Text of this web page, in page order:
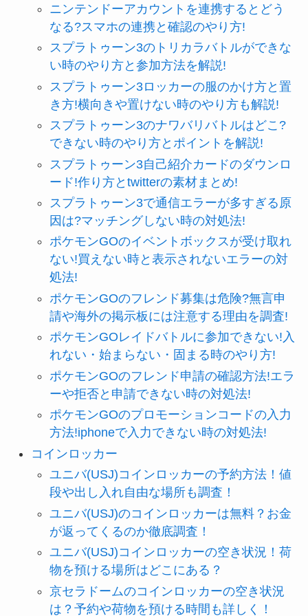
ニンテンドーアカウントを連携するとどう
なる?スマホの連携と確認のやり方!
スプラトゥーン3のトリカラバトルができな
い時のやり方と参加方法を解説!
スプラトゥーン3ロッカーの服のかけ方と置
き方!横向きや置けない時のやり方も解説!
スプラトゥーン3のナワバリバトルはどこ?
できない時のやり方とポイントを解説!
スプラトゥーン3自己紹介カードのダウンロ
ード!作り方とtwitterの素材まとめ!
スプラトゥーン3で通信エラーが多すぎる原
因は?マッチングしない時の対処法!
ポケモンGOのイベントボックスが受け取れ
ない!買えない時と表示されないエラーの対
処法!
ポケモンGOのフレンド募集は危険?無言申
請や海外の掲示板には注意する理由を調査!
ポケモンGOレイドバトルに参加できない!入
れない・始まらない・固まる時のやり方!
ポケモンGOのフレンド申請の確認方法!エラ
ーや拒否と申請できない時の対処法!
ポケモンGOのプロモーションコードの入力
方法!iphoneで入力できない時の対処法!
コインロッカー
ユニバ(USJ)コインロッカーの予約方法！値
段や出し入れ自由な場所も調査！
ユニバ(USJ)のコインロッカーは無料？お金
が返ってくるのか徹底調査！
ユニバ(USJ)コインロッカーの空き状況！荷
物を預ける場所はどこにある？
京セラドームのコインロッカーの空き状況
は？予約や荷物を預ける時間も詳しく！